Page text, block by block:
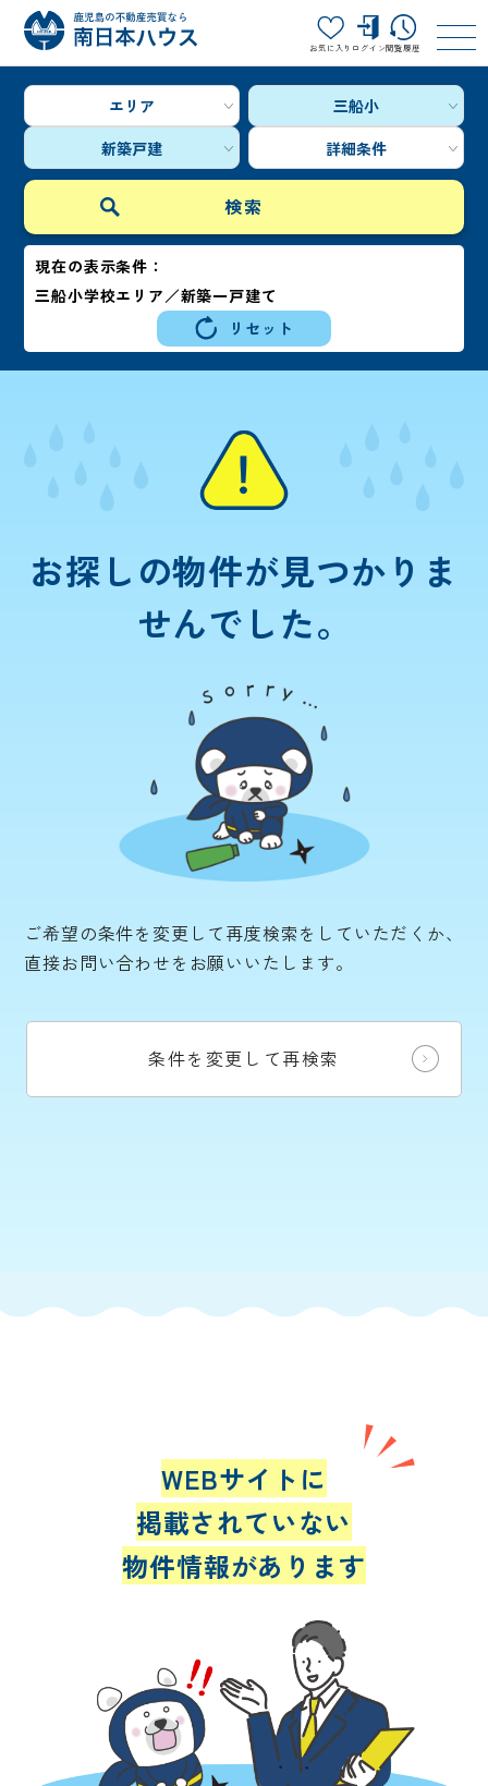
お気に入り ログイン閲覧履歴
エリア
三船小
新築戸建
詳細条件
現在の表示条件：
三船小学校エリア／新築一戸建て
リセット
お探しの物件が見つかりま
せんでした。
ご希望の条件を変更して再度検索をしていただくか、
直接お問い合わせをお願いいたします。
条件を変更して再検索
WEBサイトに
掲載されていない
物件情報があります